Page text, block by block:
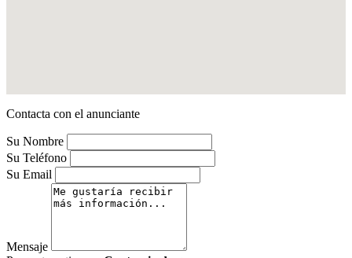
Contacta con el anunciante
Su Nombre
Su Teléfono
Su Email
Mensaje